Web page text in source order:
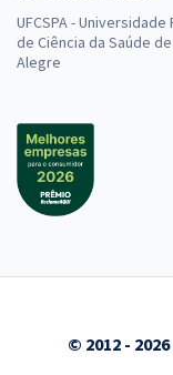
UFCSPA -
de Ciência da Saúde
Alegre
© 2012 -